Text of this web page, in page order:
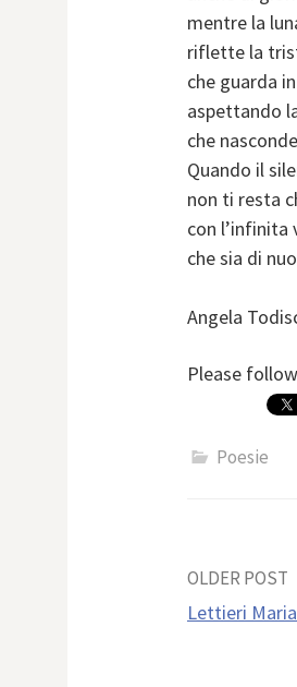
mentre la
riflette la
che guarda
aspettando
che
Quando il
non ti resta
con l’infinita
che sia di
Angela
Please
Poesie
Post
OLDER POST
Lettieri